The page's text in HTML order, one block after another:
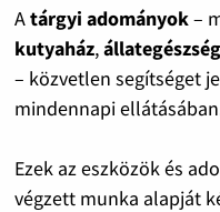
Atárgyi adományok–
kutyaház,
– közvetlen segítséget
mindennapi
Ezek az eszközök és
végzett munka alapját